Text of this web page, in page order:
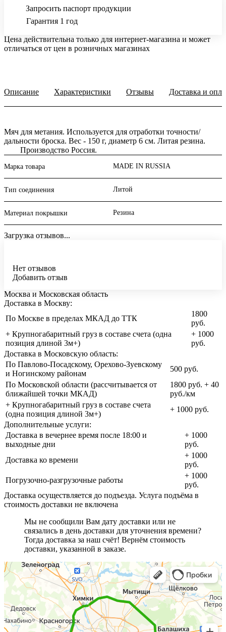
Запросить паспорт продукции
Гарантия 1 год
Цена действительна только для интернет-магазина и может
отличаться от цен в розничных магазинах
Описание Характеристики Отзывы Доставка и
Мяч для метания. Используется для отработки точности/
дальности броска. Вес - 150 г, диаметр 6 см. Литая резина.
Производство Россия.
Марка товара MADE IN RUSSIA
Тип соединения Литой
Материал покрышки Резина
Загрузка отзывов...
Нет отзывов
Добавить отзыв
Москва и Московская область
Доставка в Москву:
По Москве в пределах МКАД до ТТК
1800
руб.
+ Крупногабаритный груз в составе счета (одна
позиция длиной 3м+)
+ 1000
руб.
Доставка в Московскую область:
По Павлово-Посадскому, Орехово-Зуевскому
и Ногинскому районам
500 руб.
По Московской области (рассчитывается от
ближайшей точки МКАД)
1800 руб. + 40
руб./км
+ Крупногабаритный груз в составе счета
(одна позиция длиной 3м+)
+ 1000 руб.
Дополнительные услуги:
Доставка в вечернее время после 18:00 и
выходные дни
+ 1000
руб.
Доставка ко времени
+ 1000
руб.
Погрузочно-разгрузочные работы
+ 1000
руб.
Доставка осуществляется до подъезда. Услуга подъёма в
стоимость доставки не включена
Мы не сообщили Вам дату доставки или не
связались в день доставки для уточнения времени?
Тогда доставка за наш счёт! Вернём стоимость
доставки, указанной в заказе.